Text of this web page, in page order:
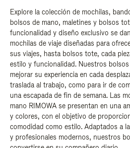
Explore la colección de mochilas,
bolsos de mano, maletines y bolsos
funcionalidad y diseño exclusivo se
mochilas de viaje diseñadas para
sus viajes, hasta bolsos tote, cada
estilo y funcionalidad. Nuestros
mejorar su experiencia en cada
traslada al trabajo, como para ir de
una escapada de fin de semana. Las
mano RIMOWA se presentan en una
y colores, con el objetivo de
comodidad como estilo. Adaptados a
y profesionales modernos, nuestros